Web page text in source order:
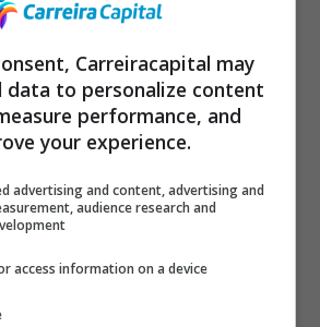
o hábito de refletir antes de
prioridades e avaliando
ajuda a evitar endividamentos
claras é essencial para tomar
Objetivos como adquirir um imóvel,
ou realizar uma viagem exigem
metas de curto, médio e longo
de recursos e na disciplina
Carreiracapital may
data to personalize content
performance, and
your experience.
advertising and content, advertising and
audience research and
access information on a device